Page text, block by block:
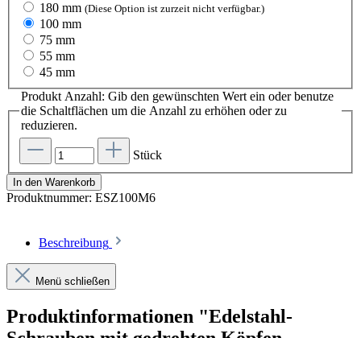
180 mm (Diese Option ist zurzeit nicht verfügbar.)
100 mm
75 mm
55 mm
45 mm
Produkt Anzahl: Gib den gewünschten Wert ein oder benutze
die Schaltflächen um die Anzahl zu erhöhen oder zu
reduzieren.
Stück
In den Warenkorb
Produktnummer: ESZ100M6
Beschreibung
Menü schließen
Produktinformationen "Edelstahl-